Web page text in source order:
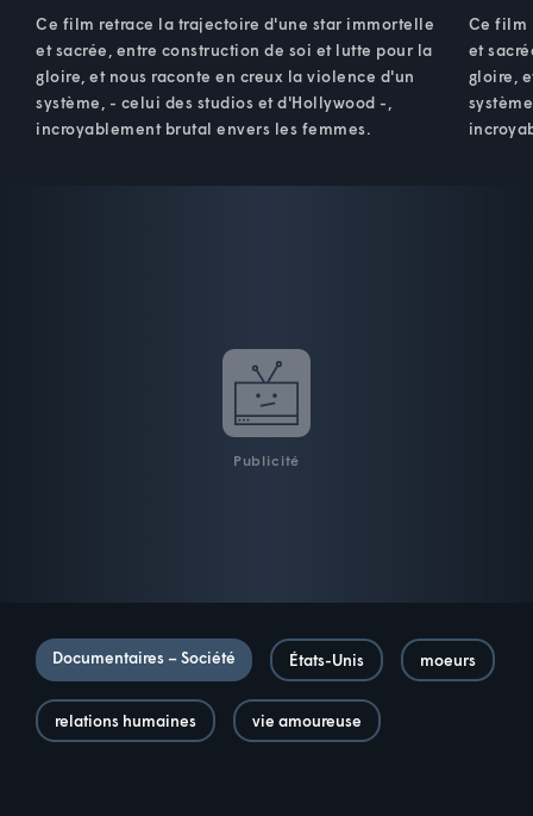
Ce film retrace la trajectoire d'une star immortelle
et sacrée, entre construction de soi et lutte pour la
gloire, et nous raconte en creux la violence d'un
système, - celui des studios et d'Hollywood -,
incroyablement brutal envers les femmes.
Ce film
et
gloire,
Publicité
Documentaires – Société États-Unis moeurs
relations humaines vie amoureuse